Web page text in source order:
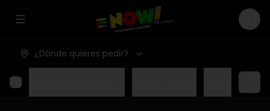
Abrir menu de navegación Login
¿Dónde quieres pedir?